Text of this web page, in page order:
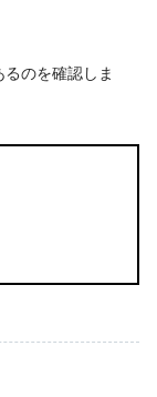
のを確認しま